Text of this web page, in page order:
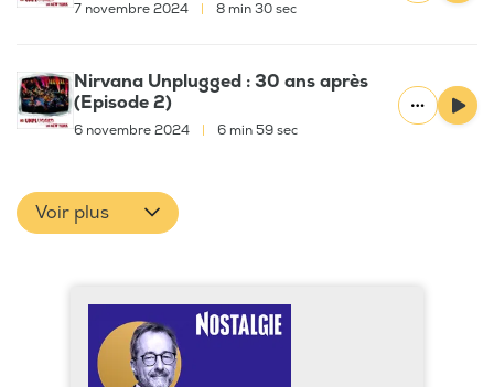
7 novembre 2024 8 min 30 sec
Nirvana Unplugged : 30 ans après
(Episode 2)
6 novembre 2024 6 min 59 sec
Voir plus